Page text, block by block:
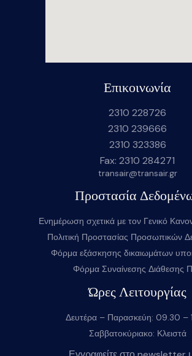
Επικοινωνία
2310 228726
2310 239666
2310 323386
Fax: 2310 284271
transair@transair.gr
Προστασία
Ενημέρωση σχετικά με τον Γενικό
Πολιτική Προστασίας Προσωπικών
Φόρμα εξάσκησης δικαιωμάτων
Φόρμα Συναίνεσης Διάθεσης
Ώρες Λειτουργίας
Δευτέρα – Παρασκεύη: 09.30 –
Σαββατοκύριακο: Κλειστά